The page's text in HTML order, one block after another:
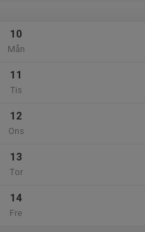
10
Mån
11
Tis
12
Ons
13
Tor
14
Fre